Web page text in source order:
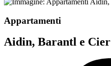
Appartamenti
Aidin, Barantl e Cier